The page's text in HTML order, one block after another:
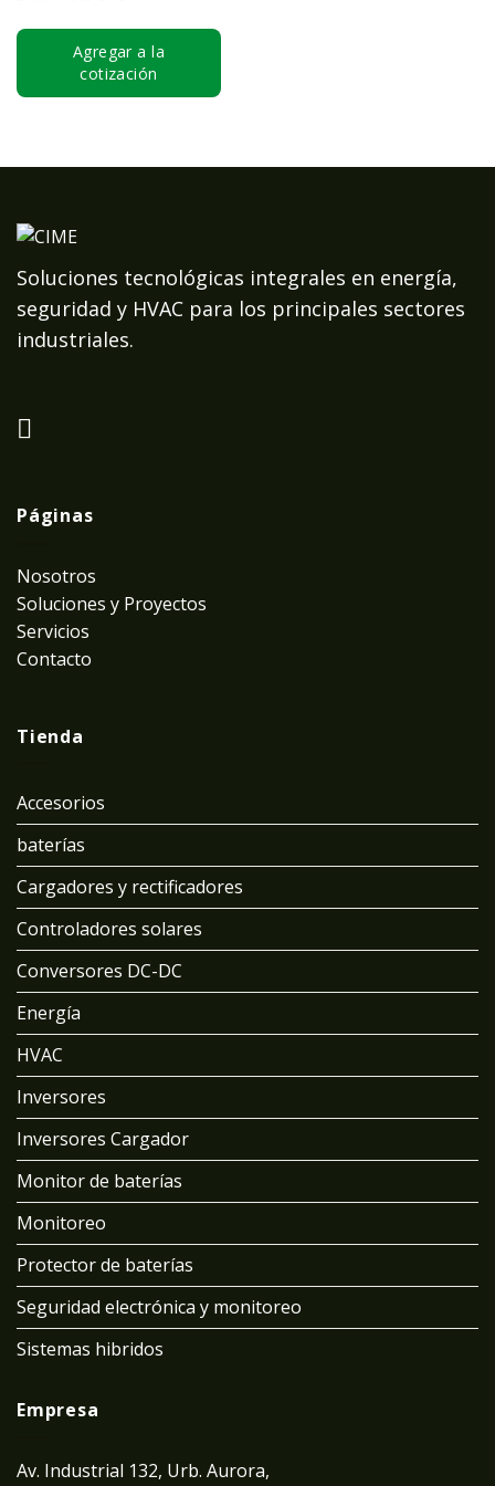
Agregar a la
cotización
Soluciones tecnológicas integrales en energía,
seguridad y HVAC para los principales sectores
industriales.
Páginas
Nosotros
Soluciones y Proyectos
Servicios
Contacto
Tienda
Accesorios
baterías
Cargadores y rectificadores
Controladores solares
Conversores DC-DC
Energía
HVAC
Inversores
Inversores Cargador
Monitor de baterías
Monitoreo
Protector de baterías
Seguridad electrónica y monitoreo
Sistemas hibridos
Empresa
Av. Industrial 132, Urb. Aurora,